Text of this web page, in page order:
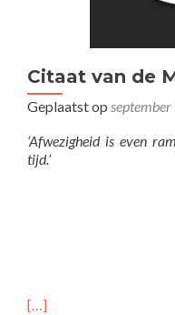
Citaat van de
Geplaatst op
‘Afwezigheid is even
tijd.’
[…]